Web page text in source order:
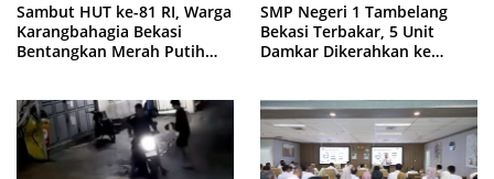
Sambut HUT ke-81 RI, Warga
Karangbahagia Bekasi
Bentangkan Merah Putih
SMP Negeri 1 Tambelang
Bekasi Terbakar, 5 Unit
Damkar Dikerahkan ke